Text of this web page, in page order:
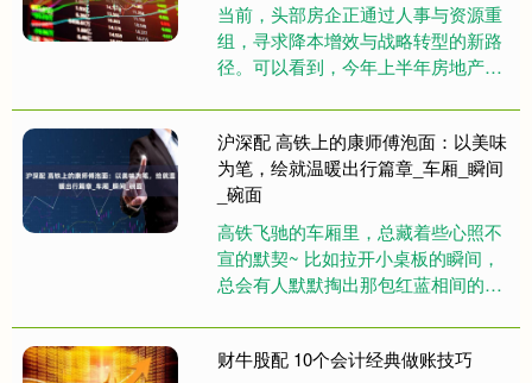
当前，头部房企正通过人事与资源重
组，寻求降本增效与战略转型的新路
径。可以看到，今年上半年房地产行
CRIC监测的65家重点房企的数据
来....
沪深配 高铁上的康师傅泡面：以美味
为笔，绘就温暖出行篇章_车厢_瞬间
_碗面
高铁飞驰的车厢里，总藏着些心照不
宣的默契~ 比如拉开小桌板的瞬间，
总会有人默默掏出那包红蓝相间的康
直是当代出行人的情绪稳定器，用....
财牛股配 10个会计经典做账技巧